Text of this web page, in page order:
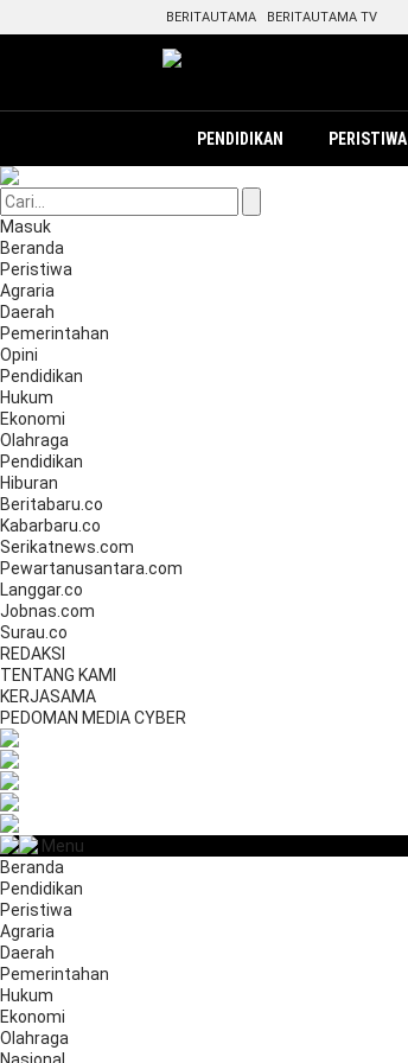
BERITAUTAMA BERITAUTAMA TV
PENDIDIKAN PERISTIWA
Masuk
Beranda
Peristiwa
Agraria
Daerah
Pemerintahan
Opini
Pendidikan
Hukum
Ekonomi
Olahraga
Pendidikan
Hiburan
Beritabaru.co
Kabarbaru.co
Serikatnews.com
Pewartanusantara.com
Langgar.co
Jobnas.com
Surau.co
REDAKSI
TENTANG KAMI
KERJASAMA
PEDOMAN MEDIA CYBER
Menu
Beranda
Pendidikan
Peristiwa
Agraria
Daerah
Pemerintahan
Hukum
Ekonomi
Olahraga